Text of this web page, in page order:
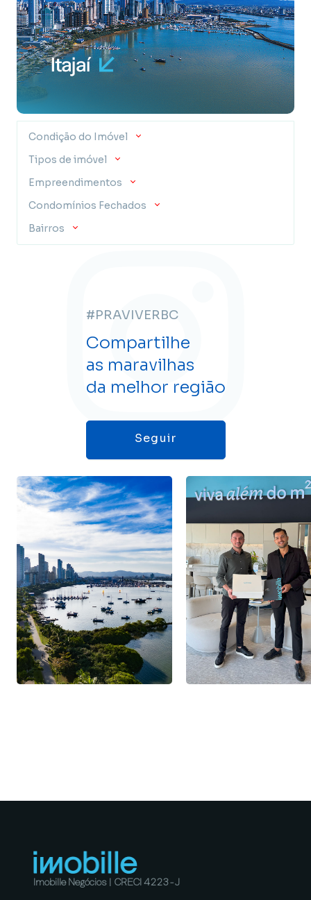
Condição do Imóvel
Tipos de imóvel
Empreendimentos
Condomínios Fechados
Bairros
#PRAVIVERBC
Compartilhe
as maravilhas
da melhor região
Seguir
Imobille Negócios | CRECI 4223-J